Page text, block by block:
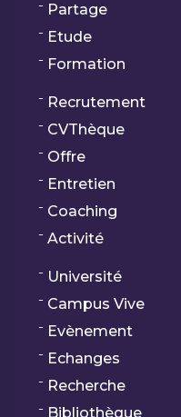
Partage
Etude
Formation
Recrutement
CVThèque
Offre
Entretien
Coaching
Activité
Université
Campus Vive
Evènement
Echanges
Recherche
Bibliothèque